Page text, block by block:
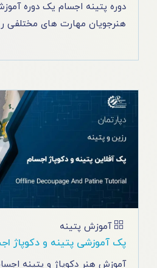
دوره پتینه اجسام یک دوره
هنرجویان مهارت ‌های مختلفی
آموزش پتینه
پک آموزشی پتینه و دکوپاژ
آموزش هنر دکوپاژ و پتینه